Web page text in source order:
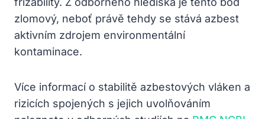
zlomový, neboť právě tehdy se stává azbest
aktivním zdrojem environmentální
kontaminace.
Více informací o stabilitě azbestových vláken a
rizicích spojených s jejich uvolňováním